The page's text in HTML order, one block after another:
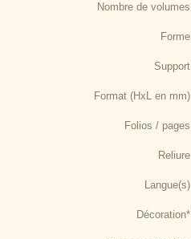
Nombre de volumes
Forme
Support
Format (HxL en mm)
Folios / pages
Reliure
Langue(s)
Décoration*